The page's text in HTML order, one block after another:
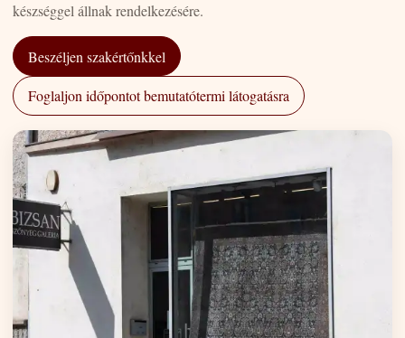
készséggel állnak rendelkezésére.
Beszéljen szakértőnkkel
Foglaljon időpontot bemutatótermi látogatásra